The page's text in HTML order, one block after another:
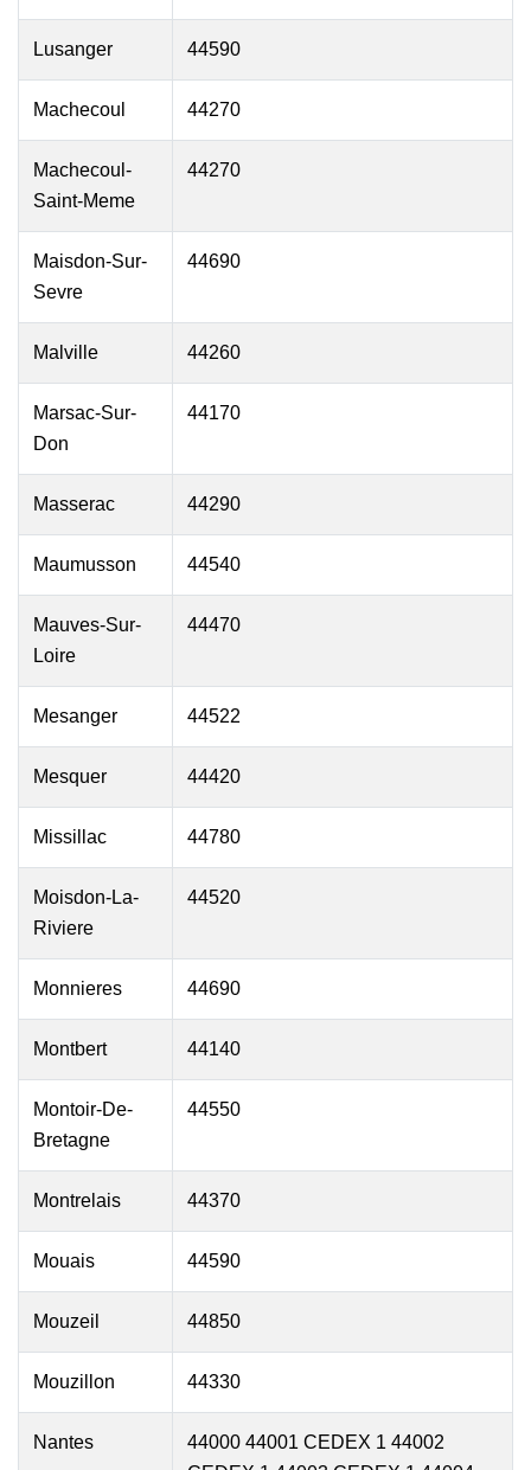
Lusanger 44590
Machecoul 44270
Machecoul-
Saint-Meme
44270
Maisdon-Sur-
Sevre
44690
Malville 44260
Marsac-Sur-
Don
44170
Masserac 44290
Maumusson 44540
Mauves-Sur-
Loire
44470
Mesanger 44522
Mesquer 44420
Missillac 44780
Moisdon-La-
Riviere
44520
Monnieres 44690
Montbert 44140
Montoir-De-
Bretagne
44550
Montrelais 44370
Mouais 44590
Mouzeil 44850
Mouzillon 44330
Nantes
44000 44001 CEDEX 1 44002